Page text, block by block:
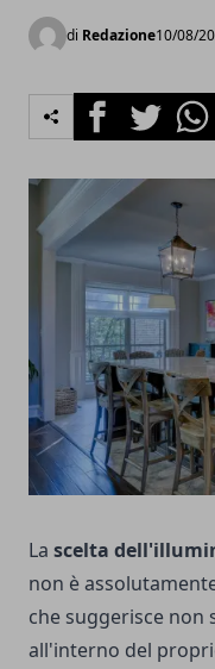
di Redazione10/08/
FacebookTwitter
La scelta
non è
che suggerisce
all'interno del